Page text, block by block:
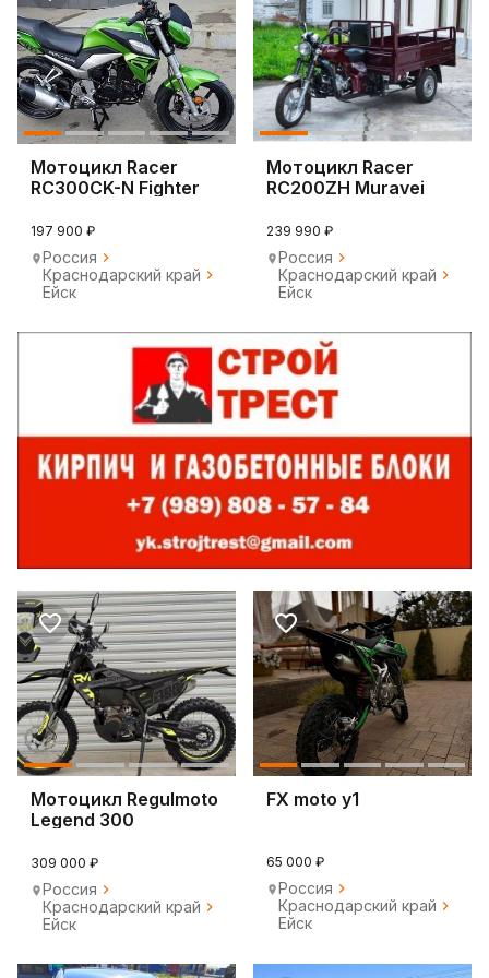
Мотоцикл Racer
RC300CK-N Fighter
197 900 ₽
Россия
Краснодарский край
Ейск
Мотоцикл Racer
RC200ZH Muravei
239 990 ₽
Россия
Краснодарский край
Ейск
Мотоцикл Regulmoto
Legend 300
309 000 ₽
Россия
Краснодарский край
Ейск
FX moto y1
65 000 ₽
Россия
Краснодарский край
Ейск